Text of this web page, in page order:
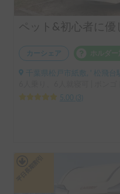
ペット&初心者に優
カーシェア
千葉県松戸市紙敷, ' 松飛台駅
5.00
3